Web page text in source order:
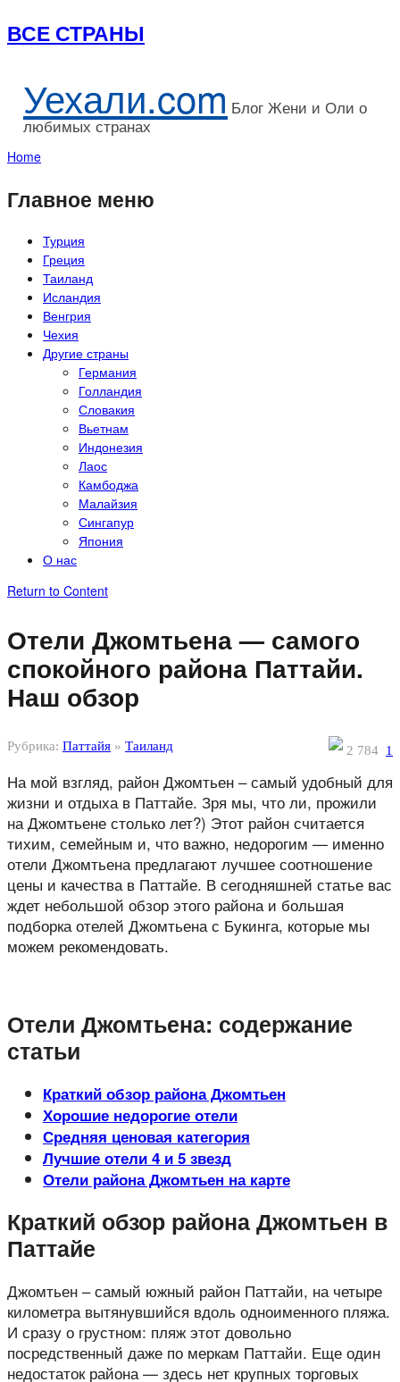
ВСЕ СТРАНЫ
Уехали.com Блог Жени и Оли о
любимых странах
Home
Главное меню
Турция
Греция
Таиланд
Исландия
Венгрия
Чехия
Другие страны
Германия
Голландия
Словакия
Вьетнам
Индонезия
Лаос
Камбоджа
Малайзия
Сингапур
Япония
О нас
Return to Content
Отели Джомтьена — самого
спокойного района Паттайи.
Наш обзор
Рубрика: Паттайя » Таиланд 2 784 1
На мой взгляд, район Джомтьен – самый удобный для
жизни и отдыха в Паттайе. Зря мы, что ли, прожили
на Джомтьене столько лет?) Этот район считается
тихим, семейным и, что важно, недорогим — именно
отели Джомтьена предлагают лучшее соотношение
цены и качества в Паттайе. В сегодняшней статье вас
ждет небольшой обзор этого района и большая
подборка отелей Джомтьена с Букинга, которые мы
можем рекомендовать.
Отели Джомтьена: содержание
статьи
Краткий обзор района Джомтьен
Хорошие недорогие отели
Средняя ценовая категория
Лучшие отели 4 и 5 звезд
Отели района Джомтьен на карте
Краткий обзор района Джомтьен в
Паттайе
Джомтьен – самый южный район Паттайи, на четыре
километра вытянувшийся вдоль одноименного пляжа.
И сразу о грустном: пляж этот довольно
посредственный даже по меркам Паттайи. Еще один
недостаток района — здесь нет крупных торговых